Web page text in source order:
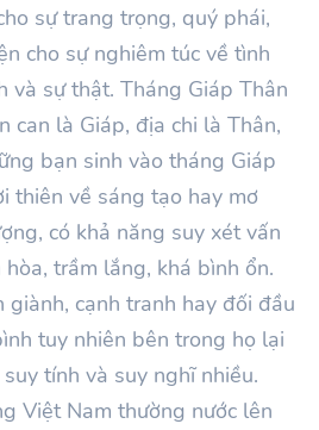
sự trang trọng, quý phái,
cho sự nghiêm túc về tình
và sự thật. Tháng Giáp Thân
can là Giáp, địa chi là Thân,
bạn sinh vào tháng Giáp
thiên về sáng tạo hay mơ
có khả năng suy xét vấn
trầm lắng, khá bình ổn.
giành, cạnh tranh hay đối đầu
tuy nhiên bên trong họ lại
tính và suy nghĩ nhiều.
Việt Nam thường nước lên